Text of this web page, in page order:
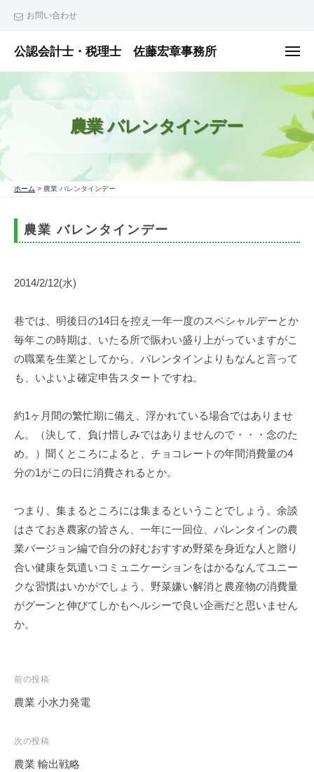
へ
ス
ッ
プ
お問い合わせ
公認会計士・税理士 佐藤宏章事務所
公
認
理
佐
宏
事
務
メ
ュ
ー
農業 バレンタインデー
ホーム > 農業 バレンタインデー
農業 バレンタインデー
2014/2/12(水)
巷では、明後日の14日を控え一年一度のスペシャルデーとか
毎年この時期は、いたる所で賑わい盛り上がっていますがこ
の職業を生業としてから、バレンタインよりもなんと言って
も、いよいよ確定申告スタートですね。
約1ヶ月間の繁忙期に備え、浮かれている場合ではありませ
ん。（決して、負け惜しみではありませんので・・・念のた
め。）聞くところによると、チョコレートの年間消費量の4
分の1がこの日に消費されるとか。
つまり、集まるところには集まるということでしょう。余談
はさておき農家の皆さん、一年に一回位、バレンタインの農
業バージョン編で自分の好むおすすめ野菜を身近な人と贈り
合い健康を気遣いコミュニケーションをはかるなんてユニー
クな習慣はいかがでしょう。野菜嫌い解消と農産物の消費量
がグーンと伸びてしかもヘルシーで良い企画だと思いません
か。
投
稿
ビ
ゲ
前の投稿
農業 小水力発電
次の投稿
農業 輸出戦略